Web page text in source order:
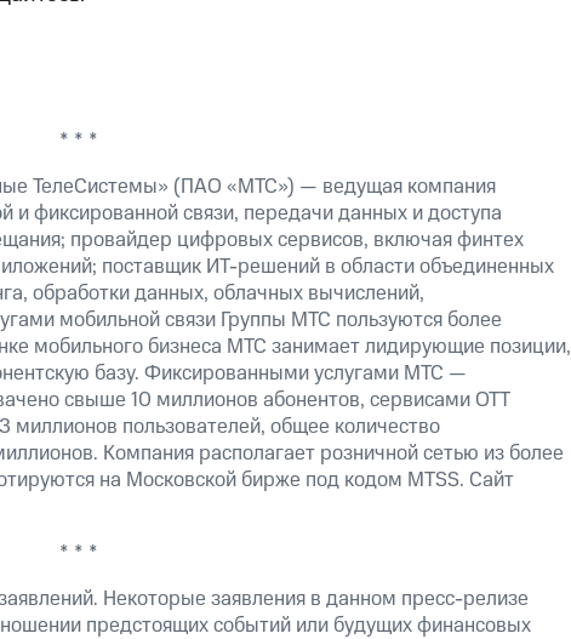
* * *
ТелеСистемы» (ПАО «МТС») — ведущая компания
и фиксированной связи, передачи данных и доступа
провайдер цифровых сервисов, включая финтех
поставщик ИТ-решений в области объединенных
обработки данных, облачных вычислений,
мобильной связи Группы МТС пользуются более
мобильного бизнеса МТС занимает лидирующие позиции,
базу. Фиксированными услугами МТС —
свыше 10 миллионов абонентов, сервисами OTT
миллионов пользователей, общее количество
Компания располагает розничной сетью из более
на Московской бирже под кодом MTSS. Сайт
* * *
Некоторые заявления в данном пресс-релизе
предстоящих событий или будущих финансовых